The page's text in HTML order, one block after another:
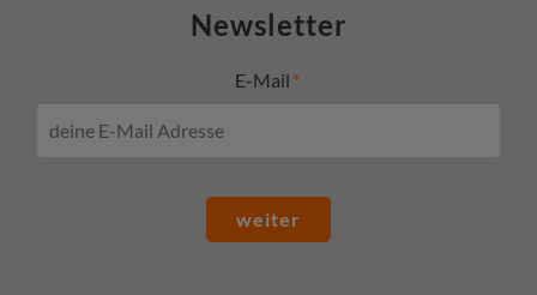
Newsletter
E-Mail
weiter